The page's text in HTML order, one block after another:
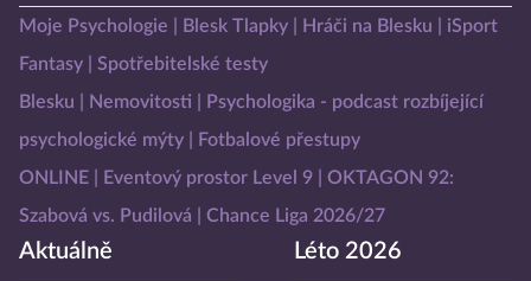
Moje Psychologie Blesk Tlapky Hráči na Blesku
iSport
Fantasy
Spotřebitelské testy
Blesku
Nemovitosti
Psychologika - podcast rozbíjející
psychologické mýty
Fotbalové přestupy
ONLINE
Eventový prostor Level 9
OKTAGON 92:
Szabová vs. Pudilová
Chance Liga 2026/27
Aktuálně Léto 2026